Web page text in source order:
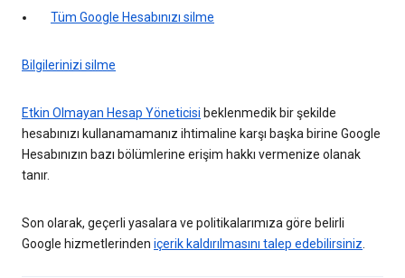
Tüm Google Hesabınızı silme
Bilgilerinizi silme
Etkin Olmayan Hesap Yöneticisi beklenmedik bir şekilde
hesabınızı kullanamamanız ihtimaline karşı başka birine Google
Hesabınızın bazı bölümlerine erişim hakkı vermenize olanak
tanır.
Son olarak, geçerli yasalara ve politikalarımıza göre belirli
Google hizmetlerinden içerik kaldırılmasını talep edebilirsiniz